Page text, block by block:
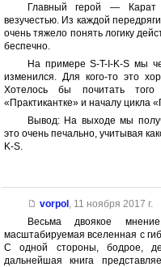
Главный герой —
везучестью. Из каждой
очень тяжело понять логику
беспечно.
На примере S-T-I-K-S мы
изменился. Для кого-то это
Хотелось бы почитать
«Практикантке» и началу цикла
Вывод: На выходе мы
это очень печально, учитывая
K-S.
vorpol, 11 ноября 2017 г.
Весьма двоякое
масштабируемая вселенная с
С одной стороны, бодрое,
дальнейшая книга